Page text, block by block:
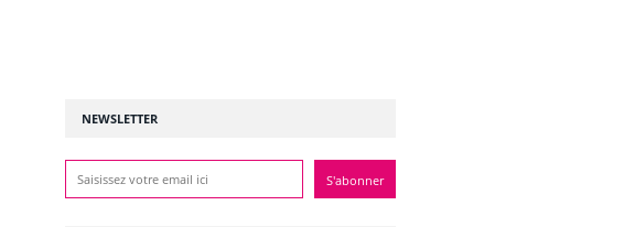
NEWSLETTER